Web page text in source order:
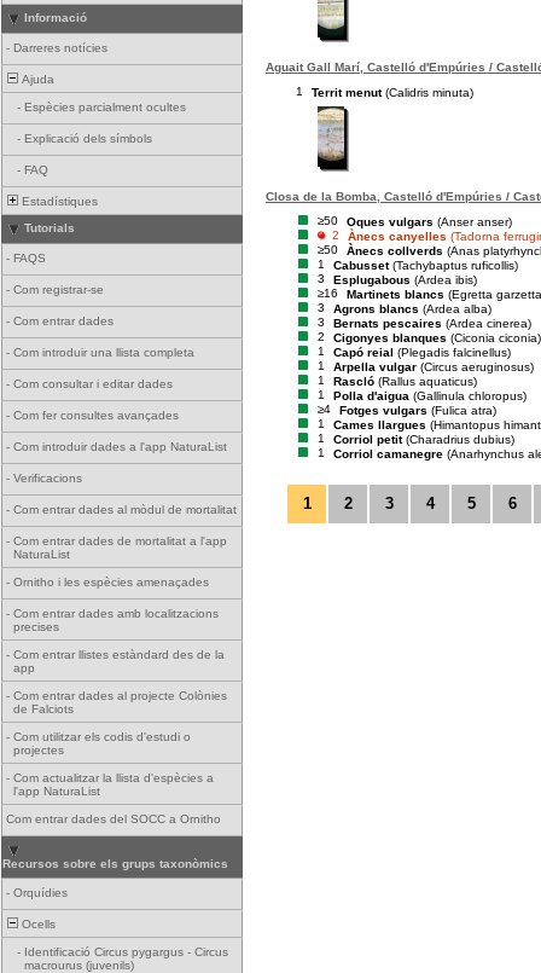
Informació
- Darreres notícies
Ajuda
- Espècies parcialment ocultes
- Explicació dels símbols
- FAQ
Estadístiques
Tutorials
- FAQS
- Com registrar-se
- Com entrar dades
- Com introduir una llista completa
- Com consultar i editar dades
- Com fer consultes avançades
- Com introduir dades a l'app NaturaList
- Verificacions
- Com entrar dades al mòdul de mortalitat
- Com entrar dades de mortalitat a l'app
NaturaList
- Ornitho i les espècies amenaçades
- Com entrar dades amb localitzacions
precises
- Com entrar llistes estàndard des de la
app
- Com entrar dades al projecte Colònies
de Falciots
- Com utilitzar els codis d'estudi o
projectes
- Com actualitzar la llista d'espècies a
l'app NaturaList
Com entrar dades del SOCC a Ornitho
Recursos sobre els grups taxonòmics
- Orquídies
Ocells
- Identificació Circus pygargus - Circus
macrourus (juvenils)
Aguait Gall Marí, Castelló d'Empúries /
1
Territ menut (Calidris minuta)
Closa de la Bomba, Castelló d'Empúries /
≥50
Oques vulgars (Anser anser)
2
Ànecs canyelles (Tadorna
≥50
Ànecs collverds (Anas
1
Cabusset (Tachybaptus ruficollis)
3
Esplugabous (Ardea ibis)
≥16
Martinets blancs (Egretta
3
Agrons blancs (Ardea alba)
3
Bernats pescaires (Ardea cinerea)
2
Cigonyes blanques (Ciconia ciconia)
1
Capó reial (Plegadis falcinellus)
1
Arpella vulgar (Circus aeruginosus)
1
Rascló (Rallus aquaticus)
1
Polla d'aigua (Gallinula chloropus)
≥4
Fotges vulgars (Fulica atra)
1
Cames llargues (Himantopus
1
Corriol petit (Charadrius dubius)
1
Corriol camanegre (Anarhynchus
1 2 3 4 5 6